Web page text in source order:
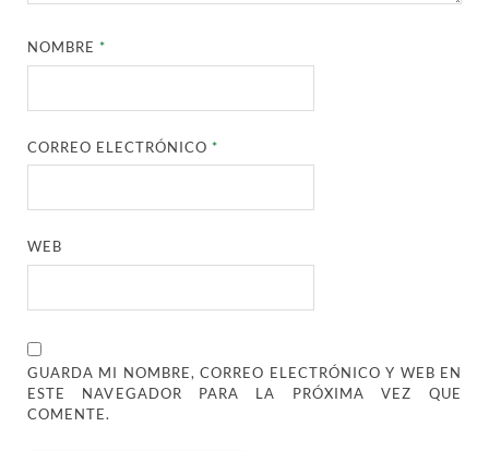
NOMBRE*
CORREO ELECTRÓNICO*
WEB
GUARDA MI NOMBRE, CORREO ELECTRÓNICO Y WEB EN
ESTE NAVEGADOR PARA LA PRÓXIMA VEZ QUE
COMENTE.